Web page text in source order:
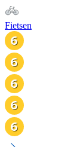
Fietsen